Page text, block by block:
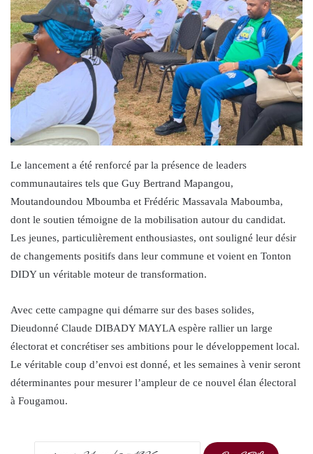
Le lancement a été renforcé par la présence de leaders
communautaires tels que Guy Bertrand Mapangou,
Moutandoundou Mboumba et Frédéric Massavala Maboumba,
dont le soutien témoigne de la mobilisation autour du candidat.
Les jeunes, particulièrement enthousiastes, ont souligné leur désir
de changements positifs dans leur commune et voient en Tonton
DIDY un véritable moteur de transformation.
Avec cette campagne qui démarre sur des bases solides,
Dieudonné Claude DIBADY MAYLA espère rallier un large
électorat et concrétiser ses ambitions pour le développement local.
Le véritable coup d’envoi est donné, et les semaines à venir seront
déterminantes pour mesurer l’ampleur de ce nouvel élan électoral
à Fougamou.